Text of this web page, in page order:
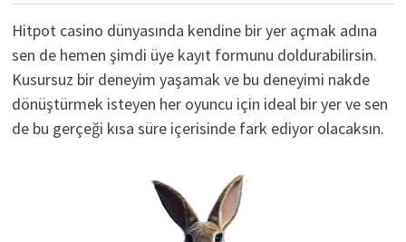
Hitpot casino dünyasında kendine bir yer açmak adına
sen de hemen şimdi üye kayıt formunu doldurabilirsin.
Kusursuz bir deneyim yaşamak ve bu deneyimi nakde
dönüştürmek isteyen her oyuncu için ideal bir yer ve sen
de bu gerçeği kısa süre içerisinde fark ediyor olacaksın.